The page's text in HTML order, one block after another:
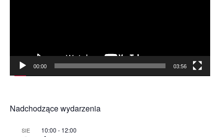
00:00 03:56
Nadchodzące wydarzenia
SIE 10:00 - 12:00